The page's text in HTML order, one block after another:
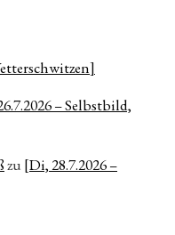
– Selbstbild,
zu [Di, 28.7.2026 –